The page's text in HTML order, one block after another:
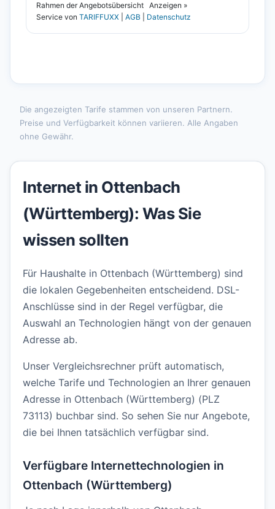
Die angezeigten Tarife stammen von unseren Partnern.
Preise und Verfügbarkeit können variieren. Alle Angaben
ohne Gewähr.
Internet in Ottenbach
(Württemberg): Was Sie
wissen sollten
Für Haushalte in Ottenbach (Württemberg) sind
die lokalen Gegebenheiten entscheidend. DSL-
Anschlüsse sind in der Regel verfügbar, die
Auswahl an Technologien hängt von der genauen
Adresse ab.
Unser Vergleichsrechner prüft automatisch,
welche Tarife und Technologien an Ihrer genauen
Adresse in Ottenbach (Württemberg) (PLZ
73113) buchbar sind. So sehen Sie nur Angebote,
die bei Ihnen tatsächlich verfügbar sind.
Verfügbare Internettechnologien in
Ottenbach (Württemberg)